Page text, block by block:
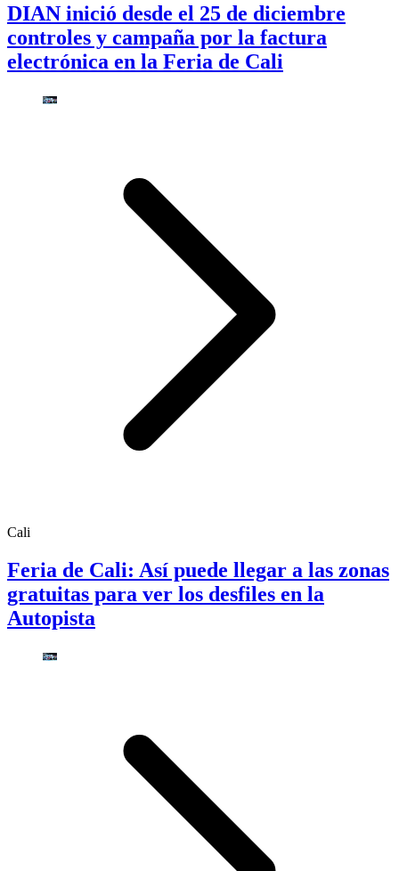
DIAN inició desde el 25 de diciembre
controles y campaña por la factura
electrónica en la Feria de Cali
Cali
Feria de Cali: Así puede llegar a las zonas
gratuitas para ver los desfiles en la
Autopista